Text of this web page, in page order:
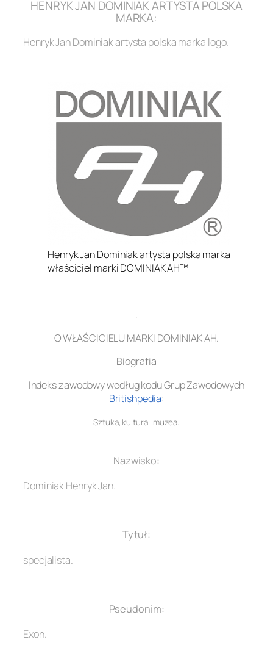
HENRYK JAN DOMINIAK ARTYSTA POLSKA
MARKA:
Henryk Jan Dominiak artysta polska marka logo.
Henryk Jan Dominiak artysta polska marka
właściciel marki DOMINIAK AH™
.
O WŁAŚCICIELU MARKI DOMINIAK AH.
Biografia
Indeks zawodowy według kodu Grup Zawodowych
Britishpedia:
Sztuka, kultura i muzea.
Nazwisko:
Dominiak Henryk Jan.
Tytuł:
specjalista.
Pseudonim:
Exon.